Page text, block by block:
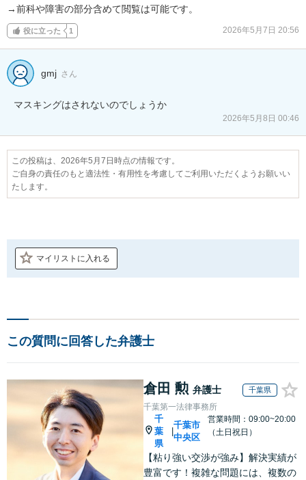
→前科や障害の部分含めて閲覧は可能です。
役に立った 1 2026年5月7日 20:56
gmj さん
マスキングはされないのでしょうか
2026年5月8日 00:46
この投稿は、2026年5月7日時点の情報です。
ご自身の責任のもと適法性・有用性を考慮してご利用いただくようお願いい
たします。
マイリストに入れる
この質問に回答した弁護士
倉田 勲 弁護士 千葉県
千葉第一法律事務所
千
葉
県
千葉市
中央区
営業時間：09:00~20:00
（土日祝日）
【粘り強い交渉が強み】解決実績が
豊富です！複雑な問題には、複数の